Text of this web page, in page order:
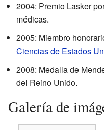
2004: Premio Lasker
médicas.
2005: Miembro
Ciencias de Estados
2008: Medalla de
del Reino Unido.
Galería de